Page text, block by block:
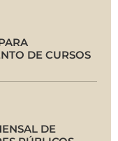
DE CURSOS
DE